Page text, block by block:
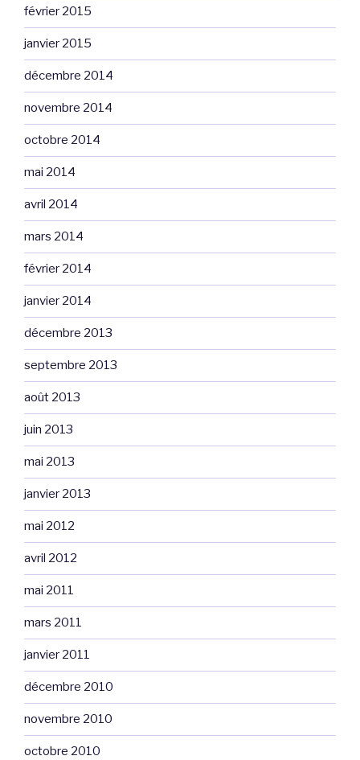
février 2015
janvier 2015
décembre 2014
novembre 2014
octobre 2014
mai 2014
avril 2014
mars 2014
février 2014
janvier 2014
décembre 2013
septembre 2013
août 2013
juin 2013
mai 2013
janvier 2013
mai 2012
avril 2012
mai 2011
mars 2011
janvier 2011
décembre 2010
novembre 2010
octobre 2010